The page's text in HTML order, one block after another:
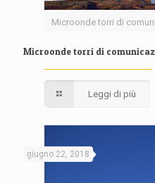
Microonde torri di
Microonde torri di
Leggi di più
giugno 22, 2018